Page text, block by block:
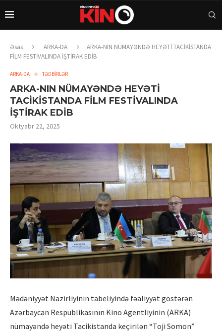
Əsas ARKA-DA
ARKA-NIN NÜMAYƏNDƏ HEYƏTİ TACİKİSTANDA
FİLM FESTİVALINDA İŞTİRAK EDİB
ARKA-DA TƏDBİRLƏR
ARKA-NIN NÜMAYƏNDƏ HEYƏTİ
TACİKİSTANDA FİLM FESTİVALINDA
İŞTİRAK EDİB
Oktyabr 22, 2025
Mədəniyyət Nazirliyinin tabeliyində fəaliyyət göstərən
Azərbaycan Respublikasının Kino Agentliyinin (ARKA)
nümayəndə heyəti Tacikistanda keçirilən “Toji Somon”